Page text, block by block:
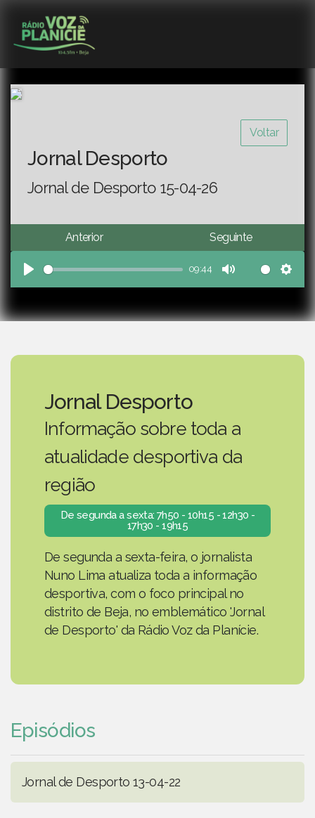
Voltar
Jornal Desporto
Jornal de Desporto 15-04-26
Anterior Seguinte
Play
09:44
Mute
Jornal Desporto
Informação sobre toda a
atualidade desportiva da
região
De segunda a sexta: 7h50 - 10h15 - 12h30 -
17h30 - 19h15
De segunda a sexta-feira, o jornalista
Nuno Lima atualiza toda a informação
desportiva, com o foco principal no
distrito de Beja, no emblemático 'Jornal
de Desporto' da Rádio Voz da Planície.
Episódios
Jornal de Desporto 13-04-22